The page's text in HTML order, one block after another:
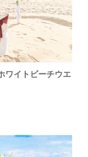
ワイトビーチウエ